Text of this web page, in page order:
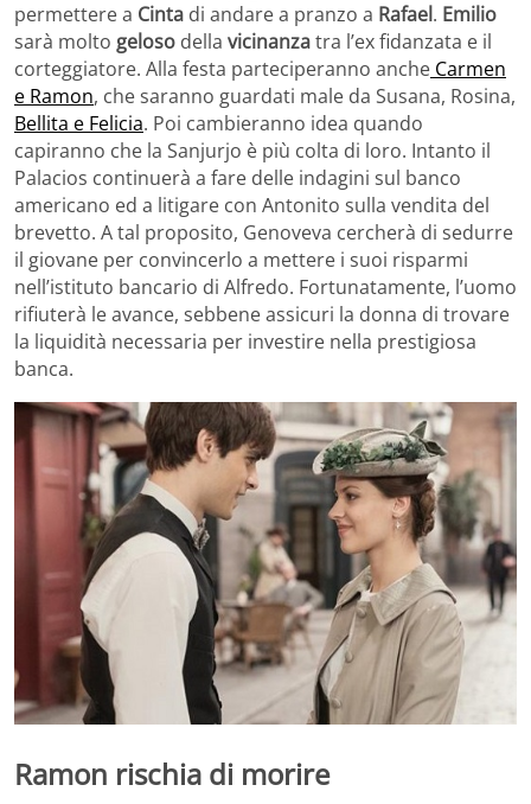
permettere a Cinta di andare a pranzo a Rafael. Emilio
sarà molto geloso della vicinanzatra l’ex fidanzata e il
corteggiatore. Alla festa parteciperanno anche Carmen
e Ramon, che saranno guardati male da Susana, Rosina,
Bellita e Felicia. Poi cambieranno idea quando
capiranno che la Sanjurjo è più colta di loro. Intanto il
Palacios continuerà a fare delle indagini sul banco
americano ed a litigare con Antonito sulla vendita del
brevetto. A tal proposito, Genoveva cercherà di sedurre
il giovane per convincerlo a mettere i suoi risparmi
nell’istituto bancario di Alfredo. Fortunatamente, l’uomo
rifiuterà le avance, sebbene assicuri la donna di trovare
la liquidità necessaria per investire nella prestigiosa
banca.
Ramon rischia di morire